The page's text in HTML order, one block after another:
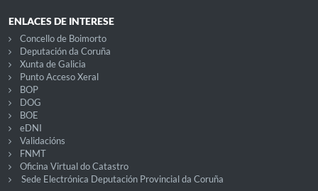
ENLACES DE INTERESE
Concello de Boimorto
Deputación da Coruña
Xunta de Galicia
Punto Acceso Xeral
BOP
DOG
BOE
eDNI
Validacións
FNMT
Oficina Virtual do Catastro
Sede Electrónica Deputación Provincial da Coruña